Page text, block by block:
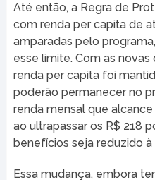
Até então, a Regra de
com renda per capita de
amparadas pelo
esse limite. Com as
renda per capita foi
poderão permanecer no
renda mensal que
ao ultrapassar os R$ 218
benefícios seja reduzido
Essa mudança, embora